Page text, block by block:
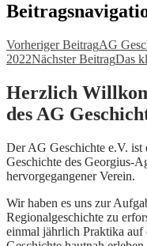
Vorheriger BeitragAG
2022Nächster BeitragDas
Herzlich
des AG
Der AG Geschichte e.V. ist
Geschichte des Georgius-
hervorgegangener Verein.
Wir haben es uns zur
Regionalgeschichte zu
einmal jährlich Praktika